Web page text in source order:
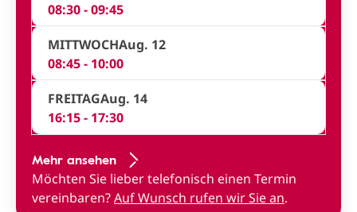
08:30 - 09:45
MITTWOCHAug. 12
08:45 - 10:00
FREITAGAug. 14
16:15 - 17:30
Mehr ansehen
Möchten Sie lieber telefonisch einen Termin
vereinbaren?Auf Wunsch rufen wir Sie an.